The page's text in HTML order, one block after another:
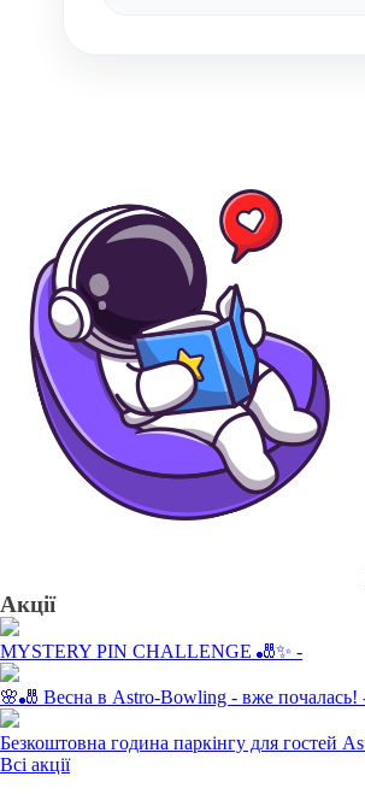
Акції
MYSTERY PIN CHALLENGE 🎳✨ -
🌸🎳 Весна в Astro-Bowling - вже почалась!
Безкоштовна година паркінгу для гостей
Всі акції